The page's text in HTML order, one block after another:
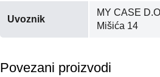
Uvoznik
MY CASE
Mišića 14
Povezani proizvodi